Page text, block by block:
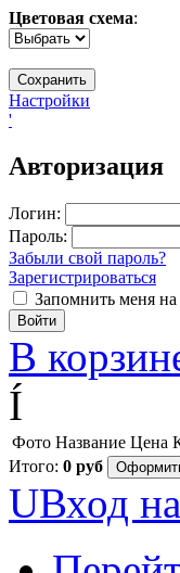
Цветовая схема:
Настройки
'
Авторизация
Логин:
Пароль:
Забыли свой пароль?
Зарегистрироваться
Запомнить меня
Войти
В
Í
Фото Название Цена
Итого: 0 руб
UВход